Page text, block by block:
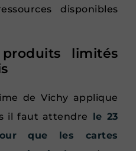
disponibles
limités
de Vichy applique
il faut attendre
le 23
que les cartes